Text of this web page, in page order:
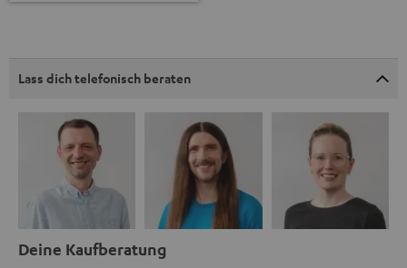
Lass dich telefonisch beraten
Deine Kaufberatung